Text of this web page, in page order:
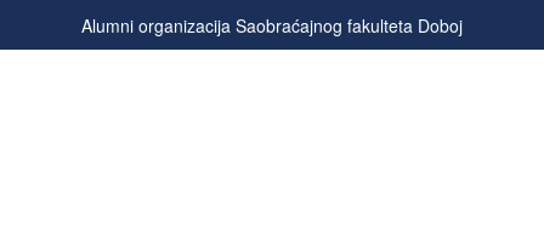
Alumni organizacija Saobraćajnog fakulteta Doboj